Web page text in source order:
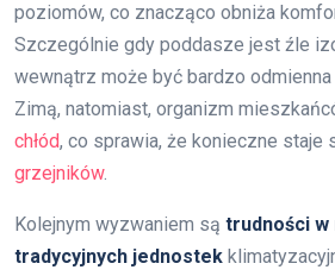
poziomów, co znacząco obniża
Szczególnie gdy poddasze jest źle
wewnątrz może być bardzo
Zimą, natomiast, organizm
chłód, co sprawia, że konieczne staje
grzejników.
Kolejnym wyzwaniem są trudności w
tradycyjnych jednostek